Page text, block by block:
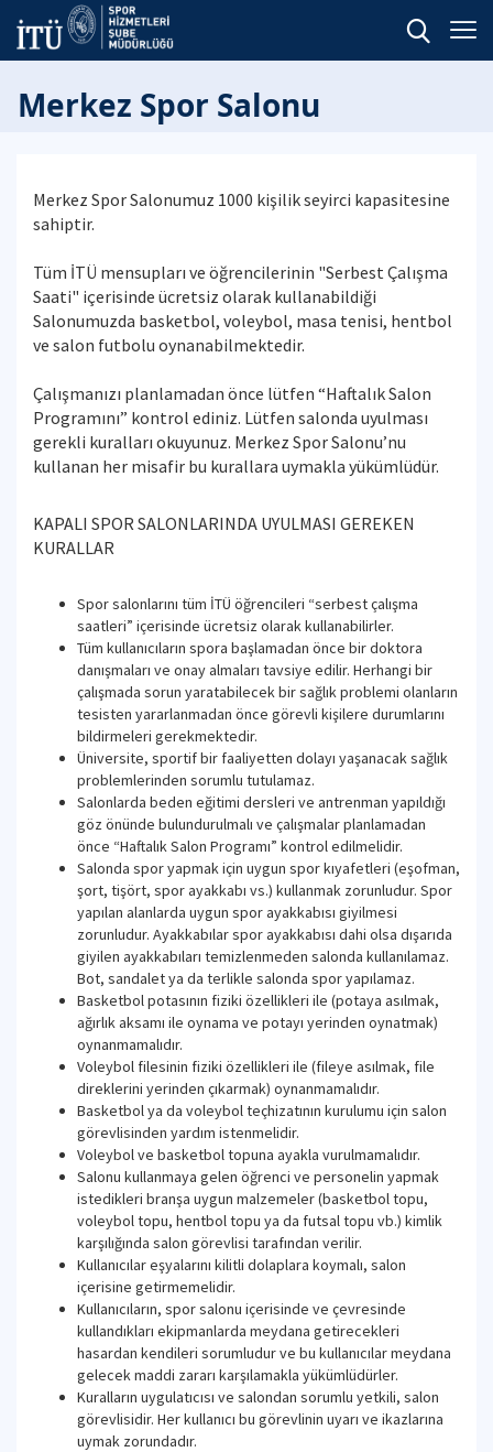
Merkez Spor Salonu
Merkez Spor Salonumuz 1000 kişilik seyirci kapasitesine
sahiptir.
Tüm İTÜ mensupları ve öğrencilerinin "Serbest Çalışma
Saati" içerisinde ücretsiz olarak kullanabildiği
Salonumuzda basketbol, voleybol, masa tenisi, hentbol
ve salon futbolu oynanabilmektedir.
Çalışmanızı planlamadan önce lütfen “Haftalık Salon
Programını” kontrol ediniz. Lütfen salonda uyulması
gerekli kuralları okuyunuz. Merkez Spor Salonu’nu
kullanan her misafir bu kurallara uymakla yükümlüdür.
KAPALI SPOR SALONLARINDA UYULMASI GEREKEN
KURALLAR
Spor salonlarını tüm İTÜ öğrencileri “serbest çalışma
saatleri” içerisinde ücretsiz olarak kullanabilirler.
Tüm kullanıcıların spora başlamadan önce bir doktora
danışmaları ve onay almaları tavsiye edilir. Herhangi bir
çalışmada sorun yaratabilecek bir sağlık problemi olanların
tesisten yararlanmadan önce görevli kişilere durumlarını
bildirmeleri gerekmektedir.
Üniversite, sportif bir faaliyetten dolayı yaşanacak sağlık
problemlerinden sorumlu tutulamaz.
Salonlarda beden eğitimi dersleri ve antrenman yapıldığı
göz önünde bulundurulmalı ve çalışmalar planlamadan
önce “Haftalık Salon Programı” kontrol edilmelidir.
Salonda spor yapmak için uygun spor kıyafetleri (eşofman,
şort, tişört, spor ayakkabı vs.) kullanmak zorunludur. Spor
yapılan alanlarda uygun spor ayakkabısı giyilmesi
zorunludur. Ayakkabılar spor ayakkabısı dahi olsa dışarıda
giyilen ayakkabıları temizlenmeden salonda kullanılamaz.
Bot, sandalet ya da terlikle salonda spor yapılamaz.
Basketbol potasının fiziki özellikleri ile (potaya asılmak,
ağırlık aksamı ile oynama ve potayı yerinden oynatmak)
oynanmamalıdır.
Voleybol filesinin fiziki özellikleri ile (fileye asılmak, file
direklerini yerinden çıkarmak) oynanmamalıdır.
Basketbol ya da voleybol teçhizatının kurulumu için salon
görevlisinden yardım istenmelidir.
Voleybol ve basketbol topuna ayakla vurulmamalıdır.
Salonu kullanmaya gelen öğrenci ve personelin yapmak
istedikleri branşa uygun malzemeler (basketbol topu,
voleybol topu, hentbol topu ya da futsal topu vb.) kimlik
karşılığında salon görevlisi tarafından verilir.
Kullanıcılar eşyalarını kilitli dolaplara koymalı, salon
içerisine getirmemelidir.
Kullanıcıların, spor salonu içerisinde ve çevresinde
kullandıkları ekipmanlarda meydana getirecekleri
hasardan kendileri sorumludur ve bu kullanıcılar meydana
gelecek maddi zararı karşılamakla yükümlüdürler.
Kuralların uygulatıcısı ve salondan sorumlu yetkili, salon
görevlisidir. Her kullanıcı bu görevlinin uyarı ve ikazlarına
uymak zorundadır.